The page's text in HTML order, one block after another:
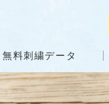
無料刺繍データ